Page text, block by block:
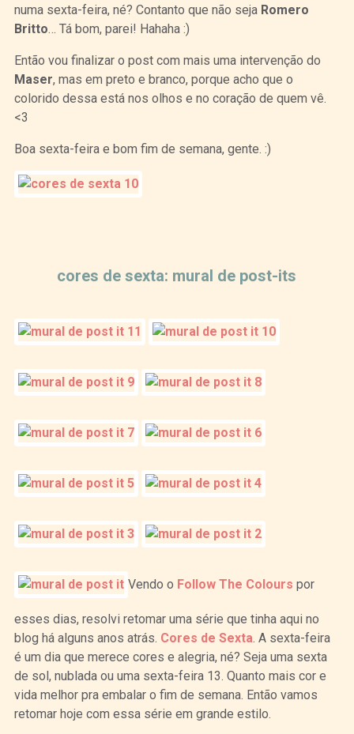
numa sexta-feira, né? Contanto que não seja Romero
Britto… Tá bom, parei! Hahaha :)
Então vou finalizar o post com mais uma intervenção do
Maser, mas em preto e branco, porque acho que o
colorido dessa está nos olhos e no coração de quem vê.
<3
Boa sexta-feira e bom fim de semana, gente. :)
cores de sexta: mural de post-its
Vendo o Follow The Colours por
esses dias, resolvi retomar uma série que tinha aqui no
blog há alguns anos atrás. Cores de Sexta. A sexta-feira
é um dia que merece cores e alegria, né? Seja uma sexta
de sol, nublada ou uma sexta-feira 13. Quanto mais cor e
vida melhor pra embalar o fim de semana. Então vamos
retomar hoje com essa série em grande estilo.